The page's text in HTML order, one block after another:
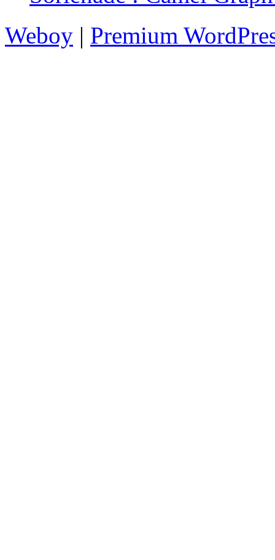
Weboy | Premium